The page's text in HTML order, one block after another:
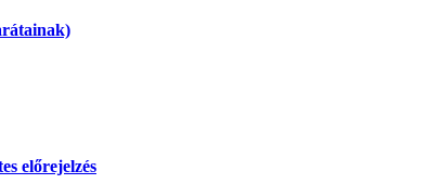
előrejelzés